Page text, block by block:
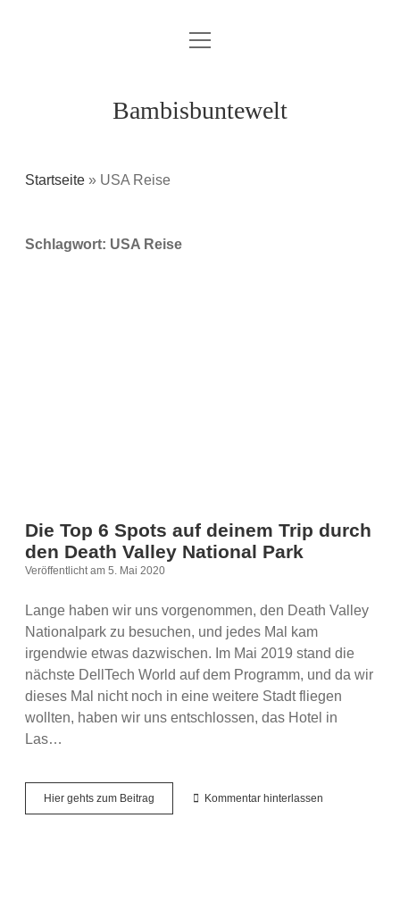
Über mich / Kontakt
Cookie-Richtlinie (EU)
Menü
Bambisbuntewelt
Startseite » USA Reise
Schlagwort: USA Reise
Die Top 6 Spots auf deinem Trip durch
den Death Valley National Park
Veröffentlicht am 5. Mai 2020
Lange haben wir uns vorgenommen, den Death Valley
Nationalpark zu besuchen, und jedes Mal kam
irgendwie etwas dazwischen. Im Mai 2019 stand die
nächste DellTech World auf dem Programm, und da wir
dieses Mal nicht noch in eine weitere Stadt fliegen
wollten, haben wir uns entschlossen, das Hotel in
Las…
Hier gehts zum Beitrag
Top
Kommentar hinterlassen